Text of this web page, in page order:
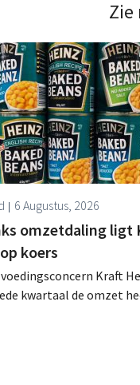
voor sommigeZie
6 Augustus, 2026
omzetdaling ligt
koers
Kraft
kwartaal de omzet